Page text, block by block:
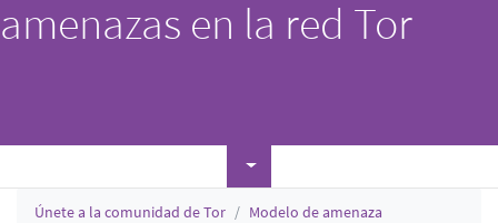
amenazas en la red Tor
Únete a la comunidad de Tor
Modelo de amenaza